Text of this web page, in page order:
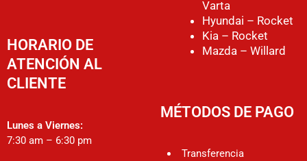
HORARIO DE
ATENCIÓN AL
CLIENTE
Lunes a Viernes:
7:30 am – 6:30 pm
Varta
Hyundai – Rocket
Kia – Rocket
Mazda – Willard
MÉTODOS DE PAGO
Transferencia